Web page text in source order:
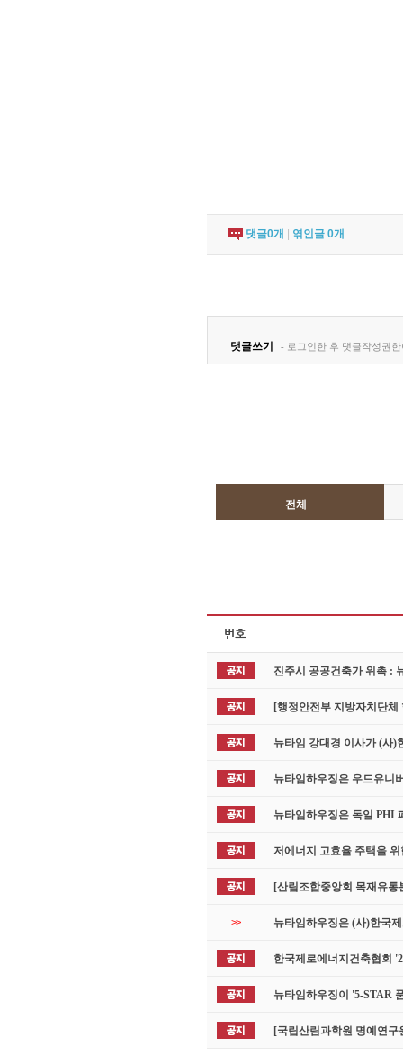
댓글0개 엮인글 0개
전체
진주시 공공건축가 위촉 :
[행정안전부 지방자치단
뉴타임 강대경 이사가 (사)
뉴타임하우징은 우드유니
뉴타임하우징은 독일 PHI
저에너지 고효율 주택을
[산림조합중앙회 목재유
>> 뉴타임하우징은 (사)한국
한국제로에너지건축협회
뉴타임하우징이 '5-STAR
[국립산림과학원 명예연